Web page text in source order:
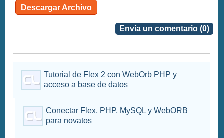
Descargar Archivo
Envia un comentario (0)
Tutorial de Flex 2 con WebOrb PHP y
acceso a base de datos
Conectar Flex, PHP, MySQL y WebORB
para novatos